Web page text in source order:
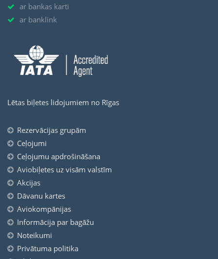
ar bankas karti
ar banklink
Lētas biļetes lidojumiem no Rīgas
Rezervācijas grupām
Ceļojumi
Ceļojumu apdrošināšana
Aviobiļetes uz visām valstīm
Akcijas
Dāvanu kartes
Aviokompānijas
Informācija par bagāžu
Noteikumi
Privātuma politika